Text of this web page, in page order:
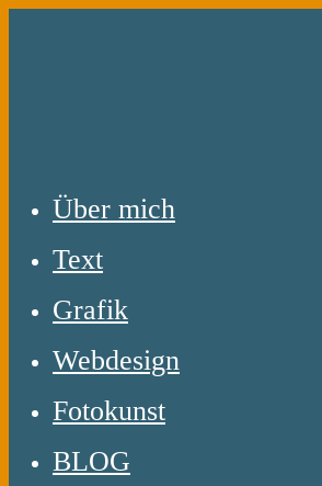
Über mich
Text
Grafik
Webdesign
Fotokunst
BLOG